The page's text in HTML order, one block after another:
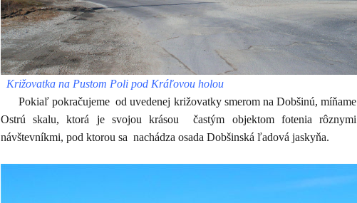
Križovatka na Pustom Poli pod Kráľovou holou
Pokiaľ pokračujeme od uvedenej križovatky smerom na Dobšinú, míňame
Ostrú skalu, ktorá je svojou krásou
častým objektom fotenia rôznymi
návštevníkmi, pod ktorou sa nachádza osada Dobšinská ľadová jaskyňa.